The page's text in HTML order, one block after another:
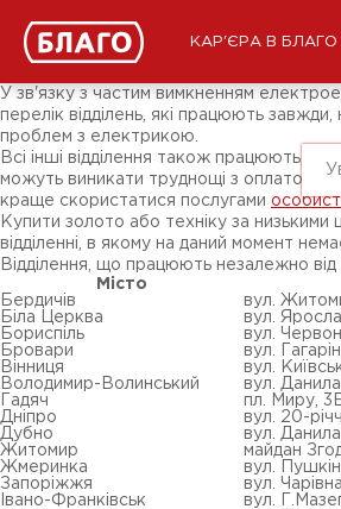
КАР'ЄРА В БЛАГО
ЗМІ про нас
Підписники соц-мереж
Ярмарки
У зв'язку з частим вимкненням
перелік відділень, які працюють завжди,
проблем з електрикою.
Всі інші відділення також працюють, але
можуть виникати труднощі з оплатою
краще скористатися послугами
Купити золото або техніку за низькими
відділенні, в якому на даний момент
Відділення, що працюють незалежно
Місто
Бердичів
вул.
Біла Церква
вул.
Бориспіль
вул.
Бровари
вул.
Вінниця
вул.
Володимир-Волинський
вул.
Гадяч
пл. Миру,
Дніпро
вул. 20-
Дубно
вул.
Житомир
майдан
Жмеринка
вул.
Запоріжжя
вул.
Івано-Франківськ
вул.